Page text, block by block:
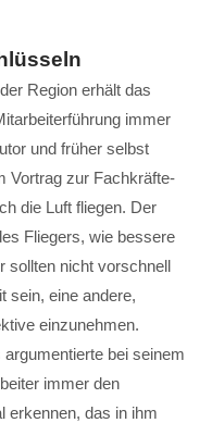
Region erhält das
immer
und früher selbst
Vortrag zur Fachkräfte-
die Luft fliegen. Der
Fliegers, wie bessere
sollten nicht vorschnell
sein, eine andere,
einzunehmen.
bei seinem
immer den
erkennen, das in ihm